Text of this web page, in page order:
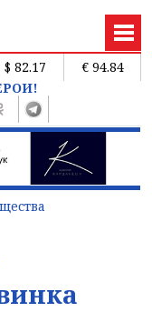
$ 82.17
€ 94.84